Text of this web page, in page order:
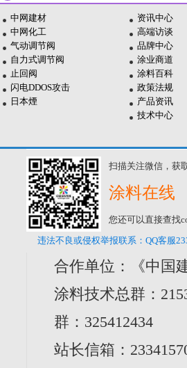
中网建材
中网化工
气动调节阀
自力式调节阀
止回阀
闪电DDOS攻击
日本煙
资讯中心
高端访谈
品牌中心
涂业商道
涂料百科
政策法规
产品资讯
技术中心
扫描关注微信，获
涂料在线
您还可以直接查找
违法不良或侵权举报联系：QQ客服
合作单位：《中国
涂料技术总群：
群：325412434
站长信箱：